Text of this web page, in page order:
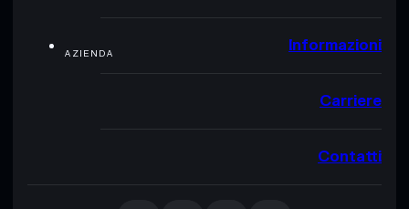
AZIENDA Informazioni
Carriere
Contatti